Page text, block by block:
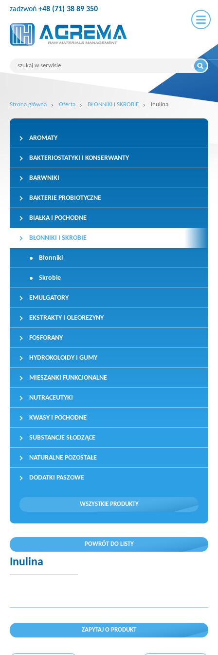
zadzwoń +48 (71) 38 89 350
Strona główna Oferta BŁONNIKI I SKROBIE Inulina
AROMATY
BAKTERIOSTATYKI I KONSERWANTY
BARWNIKI
BAKTERIE PROBIOTYCZNE
BIAŁKA I POCHODNE
BŁONNIKI I SKROBIE
Błonniki
Skrobie
EMULGATORY
EKSTRAKTY I OLEOREZYNY
FOSFORANY
HYDROKOLOIDY I GUMY
MIESZANKI FUNKCJONALNE
NUTRACEUTYKI
KWASY I POCHODNE
SUBSTANCJE SŁODZĄCE
NATURALNE POZOSTAŁE
DODATKI PASZOWE
WSZYSTKIE PRODUKTY
POWRÓT DO LISTY
Inulina
ZAPYTAJ O PRODUKT